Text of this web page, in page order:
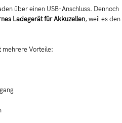
über einen USB-Anschluss. Dennoch
Ladegerät für Akkuzellen, weil es den
Vorteile: